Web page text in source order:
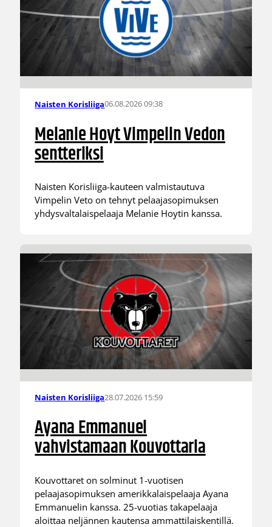
Naisten Korisliiga06.08.2026 09:38
Melanie Hoyt Vimpelin Vedon
sentteriksi
Naisten Korisliiga-kauteen valmistautuva
Vimpelin Veto on tehnyt pelaajasopimuksen
yhdysvaltalaispelaaja Melanie Hoytin kanssa.
Naisten Korisliiga28.07.2026 15:59
Ayana Emmanuel
vahvistamaan Kouvottaria
Kouvottaret on solminut 1-vuotisen
pelaajasopimuksen amerikkalaispelaaja Ayana
Emmanuelin kanssa. 25-vuotias takapelaaja
aloittaa neljännen kautensa ammattilaiskentillä.